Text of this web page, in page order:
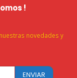
!
novedades y